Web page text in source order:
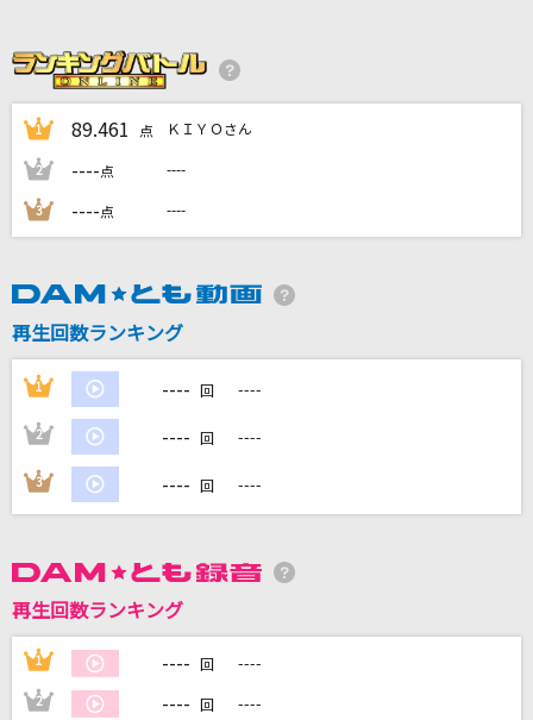
[オリカラ]タマシイレボリューション
Superfly
DAMに会員登録・ログインして
家族や友達と一緒に！練習にも！
1 89.461 点 ＫＩＹＯさん
2 ----点 ----
3 ----点 ----
再生回数ランキング
1 ---- 回 ----
2 ---- 回 ----
3 ---- 回 ----
再生回数ランキング
1 ---- 回 ----
2 ---- 回 ----